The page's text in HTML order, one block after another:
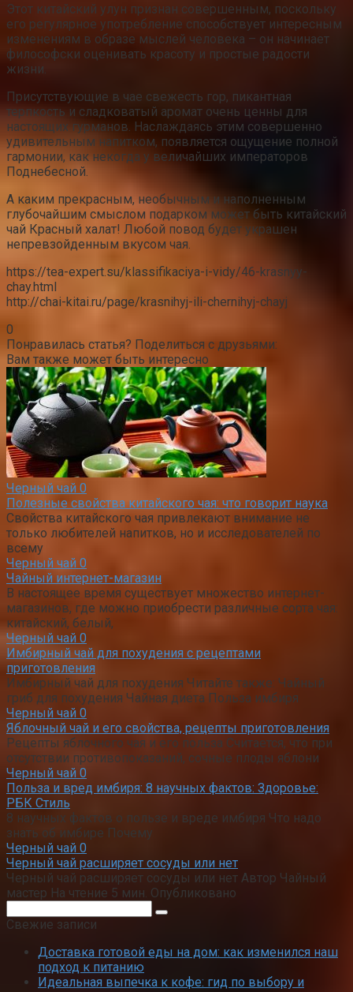
Этот китайский улун признан совершенным, поскольку
его регулярное употребление способствует интересным
изменениям в образе мыслей человека – он начинает
философски оценивать красоту и простые радости
жизни.
Присутствующие в чае свежесть гор, пикантная
терпкость и сладковатый аромат очень ценны для
настоящих гурманов. Наслаждаясь этим совершенно
удивительным напитком, появляется ощущение полной
гармонии, как некогда у величайших императоров
Поднебесной.
А каким прекрасным, необычным и наполненным
глубочайшим смыслом подарком может быть китайский
чай Красный халат! Любой повод будет украшен
непревзойденным вкусом чая.
https://tea-expert.su/klassifikaciya-i-vidy/46-krasnyy-
chay.html
http://chai-kitai.ru/page/krasnihyj-ili-chernihyj-chayj
0
Понравилась статья? Поделиться с друзьями:
Вам также может быть интересно
Черный чай 0
Полезные свойства китайского чая: что говорит наука
Свойства китайского чая привлекают внимание не
только любителей напитков, но и исследователей по
всему
Черный чай 0
Чайный интернет-магазин
В настоящее время существует множество интернет-
магазинов, где можно приобрести различные сорта чая:
китайский, белый,
Черный чай 0
Имбирный чай для похудения с рецептами
приготовления
Имбирный чай для похудения Читайте также: Чайный
гриб для похудения Чайная диета Польза имбиря
Черный чай 0
Яблочный чай и его свойства, рецепты приготовления
Рецепты яблочного чая и его польза Считается, что при
отсутствии противопоказаний, сочные плоды яблони
Черный чай 0
Польза и вред имбиря: 8 научных фактов: Здоровье:
РБК Стиль
8 научных фактов о пользе и вреде имбиря Что надо
знать об имбире Почему
Черный чай 0
Черный чай расширяет сосуды или нет
Черный чай расширяет сосуды или нет Автор Чайный
мастер На чтение 5 мин. Опубликовано
Свежие записи
Доставка готовой еды на дом: как изменился наш
подход к питанию
Идеальная выпечка к кофе: гид по выбору и